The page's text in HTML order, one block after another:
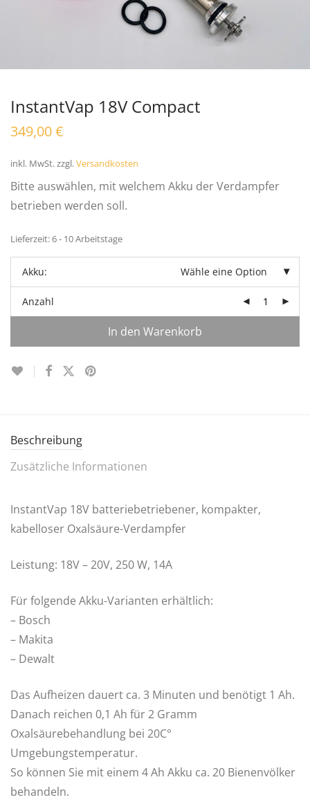
InstantVap 18V Compact
349,00€
inkl. MwSt.zzgl.Versandkosten
Bitte auswählen, mit welchem Akku der Verdampfer
betrieben werden soll.
Lieferzeit:6 - 10 Arbeitstage
Akku: Wähle eine Option
Anzahl
In den Warenkorb
Beschreibung
Zusätzliche Informationen
InstantVap 18V batteriebetriebener, kompakter,
kabelloser Oxalsäure-Verdampfer
Leistung: 18V – 20V, 250 W, 14A
Für folgende Akku-Varianten erhältlich:
– Bosch
– Makita
– Dewalt
Das Aufheizen dauert ca. 3 Minuten und benötigt 1 Ah.
Danach reichen 0,1 Ah für 2 Gramm
Oxalsäurebehandlung bei 20C°
Umgebungstemperatur.
So können Sie mit einem 4 Ah Akku ca. 20 Bienenvölker
behandeln.